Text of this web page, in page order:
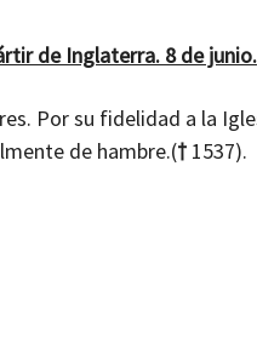
de Inglaterra. 8 de junio.
Por su fidelidad a la
de hambre.(†1537).